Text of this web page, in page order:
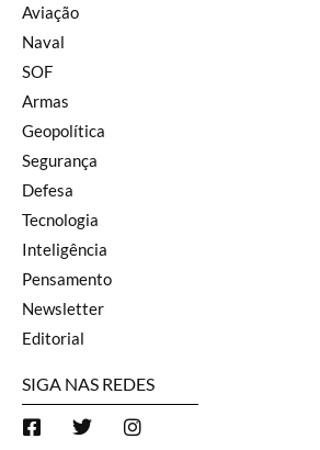
Aviação
Naval
SOF
Armas
Geopolítica
Segurança
Defesa
Tecnologia
Inteligência
Pensamento
Newsletter
Editorial
SIGA NAS REDES